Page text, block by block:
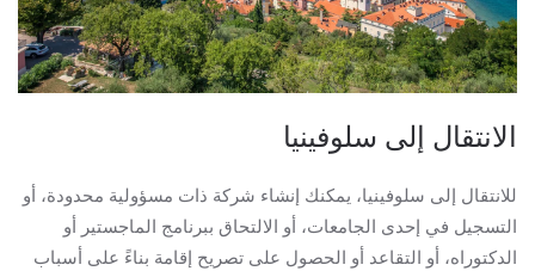
الانتقال إلى سلوفينيا
للانتقال إلى سلوفينيا، يمكنك إنشاء شركة ذات مسؤولية محدودة، أو
التسجيل في إحدى الجامعات، أو الالتحاق ببرنامج الماجستير أو
الدكتوراه، أو التقاعد أو الحصول على تصريح إقامة بناءً على أسباب